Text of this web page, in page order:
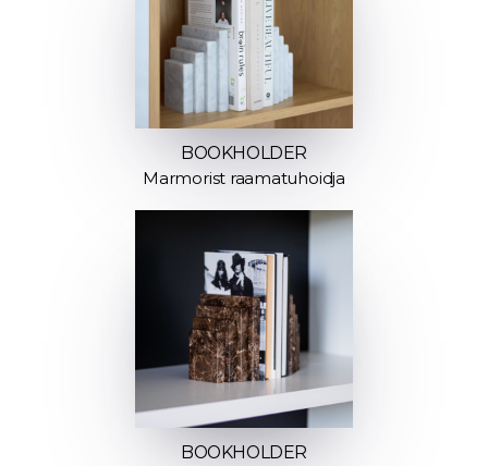
BOOKHOLDER
Marmorist raamatuhoidja
BOOKHOLDER